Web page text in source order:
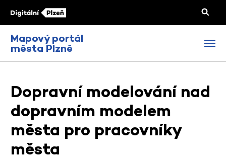
Mapový portál
města Plzně
Dopravní modelování nad
dopravním modelem
města pro pracovníky
města